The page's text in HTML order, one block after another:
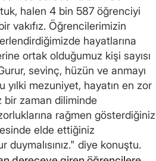
halen 4 bin 587 öğrenciyi
vakıfız. Öğrencilerimizin
hayatlarına
ortak olduğumuz kişi sayısı
sevinç, hüzün ve anmayı
yılki mezuniyet, hayatın en zor
bir zaman diliminde
rağmen gösterdiğiniz
elde ettiğiniz
duymalısınız." diye konuştu.